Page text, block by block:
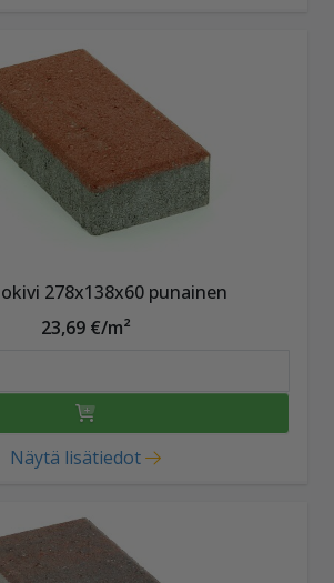
278x138x60 punainen
23,69 €/m²
Näytä lisätiedot